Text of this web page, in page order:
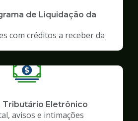
de Liquidação da
com créditos a receber da
Tributário Eletrônico
avisos e intimações